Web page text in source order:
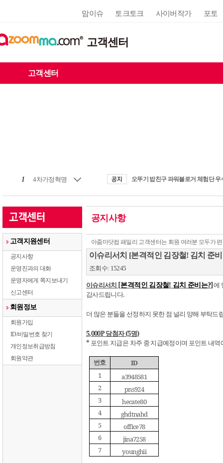
맘이슈 토크토크 사이버작가 포토
고객센터
고객센터
1 4차가정혁명
고객지원센터
공지사항
운영진과의 대화
운영자에게 쪽지보내기
신고센터
회원정보
회원가입
ID/비밀번호 찾기
개인정보취급방침
회원약관
공지사항
아줌마닷컴 패밀리 고객센터는 회원 여러분 모두가
이슈리서치 [본격적인 김장철! 김치 준
조회수: 15245
이슈리서치 [본격적인 김장철! 김치 준비는?]에
감사드립니다.
더 많은 분들을 선정하지 못한 점 널리 양해 부탁드
5,000P당첨자(5명)
* 포인트 지급은 차주 중 지급예정이며 포인트 내
번호
ID
1
a3948581
2
pns924
3
hecate80
4
ghdtnahd
5
office78
6
jina7258
7
younghii